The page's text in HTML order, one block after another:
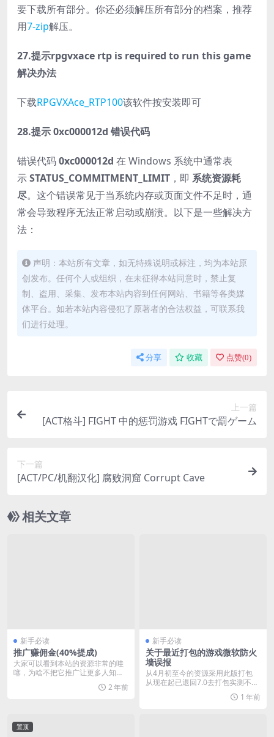
要下载所有部分。你还必须解压所有部分的档案，推荐
用7-zip解压。
27.提示rpgvxace rtp is required to run this game
解决办法
下载RPGVXAce_RTP100该软件按安装即可
28.提示 0xc000012d 错误代码
错误代码0xc000012d 在 Windows 系统中通常表
示STATUS_COMMITMENT_LIMIT ，即 系统资源耗
尽。这个错误常见于当系统内存或页面文件不足时，通
常会导致程序无法正常启动或崩溃。以下是一些解决方
法：
声明：本站所有文章，如无特殊说明或标注，均为本站原
创发布。任何个人或组织，在未征得本站同意时，禁止复
制、盗用、采集、发布本站内容到任何网站、书籍等各类媒
体平台。如若本站内容侵犯了原著者的合法权益，可联系我
们进行处理。
分享 收藏 点赞(0)
上一篇
[ACT格斗] FIGHT 中的惩罚游戏 FIGHTで罰ゲーム
下一篇
[ACT/PC/机翻汉化] 腐败洞窟 Corrupt Cave
相关文章
新手必读
推广赚佣金(40%提成)
大家可以看到本站的资源非常的哇
噻，为啥不把它推广让更多人知道
2 年前
新手必读
关于最近打包的游戏微软防火
墙误报
从4月初至今的资源采用此版打包
从现在起已退回7.0去打包实测不会
1 年前
置顶